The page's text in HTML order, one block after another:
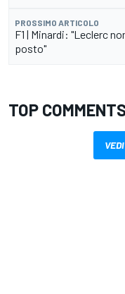
PROSSIMO ARTICOLO
F1 | Minardi: "Leclerc
posto"
TOP